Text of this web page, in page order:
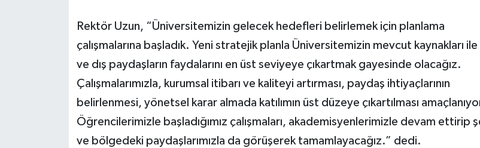
Rektör Uzun, “Üniversitemizin gelecek hedefleri belirlemek için planlama
çalışmalarına başladık. Yeni stratejik planla Üniversitemizin mevcut kaynakları ile
ve dış paydaşların faydalarını en üst seviyeye çıkartmak gayesinde olacağız.
Çalışmalarımızla, kurumsal itibarı ve kaliteyi artırması, paydaş ihtiyaçlarının
belirlenmesi, yönetsel karar almada katılımın üst düzeye çıkartılması
Öğrencilerimizle başladığımız çalışmaları, akademisyenlerimizle devam ettirip
ve bölgedeki paydaşlarımızla da görüşerek tamamlayacağız.” dedi.